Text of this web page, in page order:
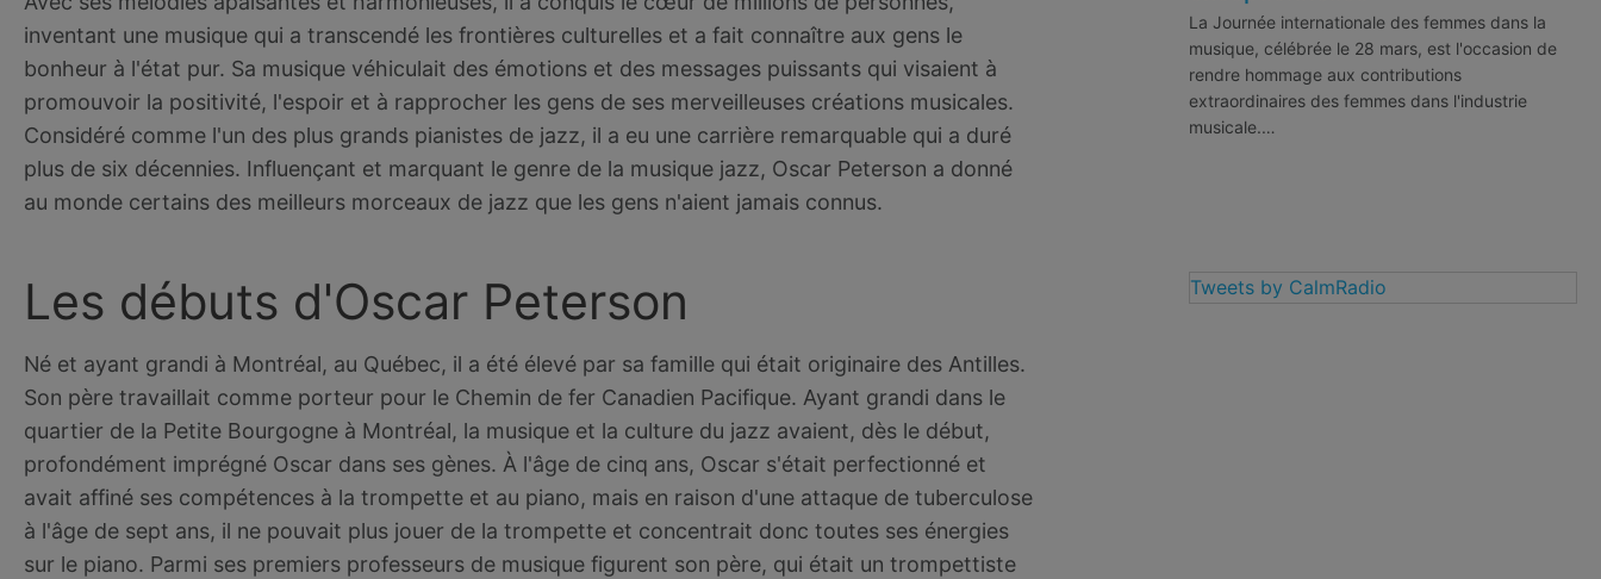
inventant une musique qui a transcendé les frontières culturelles et a fait connaître aux gens le
bonheur à l'état pur. Sa musique véhiculait des émotions et des messages puissants qui visaient à
promouvoir la positivité, l'espoir et à rapprocher les gens de ses merveilleuses créations musicales.
Considéré comme l'un des plus grands pianistes de jazz, il a eu une carrière remarquable qui a duré
plus de six décennies. Influençant et marquant le genre de la musique jazz, Oscar Peterson a donné
au monde certains des meilleurs morceaux de jazz que les gens n'aient jamais connus.
Les débuts d'Oscar Peterson
Né et ayant grandi à Montréal, au Québec, il a été élevé par sa famille qui était originaire des Antilles.
Son père travaillait comme porteur pour le Chemin de fer Canadien Pacifique. Ayant grandi dans le
quartier de la Petite Bourgogne à Montréal, la musique et la culture du jazz avaient, dès le début,
profondément imprégné Oscar dans ses gènes. À l'âge de cinq ans, Oscar s'était perfectionné et
avait affiné ses compétences à la trompette et au piano, mais en raison d'une attaque de tuberculose
à l'âge de sept ans, il ne pouvait plus jouer de la trompette et concentrait donc toutes ses énergies
sur le piano. Parmi ses premiers professeurs de musique figurent son père, qui était un trompettiste
La Journée internationale des femmes dans la
musique, célébrée le 28 mars, est l'occasion de
rendre hommage aux contributions
extraordinaires des femmes dans l'industrie
musicale.…
Tweets by CalmRadio